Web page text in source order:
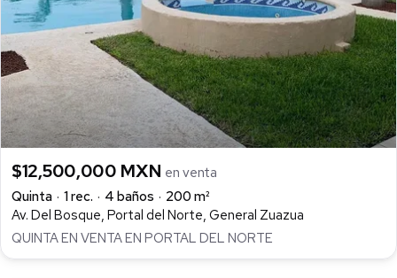
$12,500,000 MXN en venta
Quinta
1 rec. 4 baños
200 m²
Av. Del Bosque, Portal del Norte, General Zuazua
QUINTA EN VENTA EN PORTAL DEL NORTE